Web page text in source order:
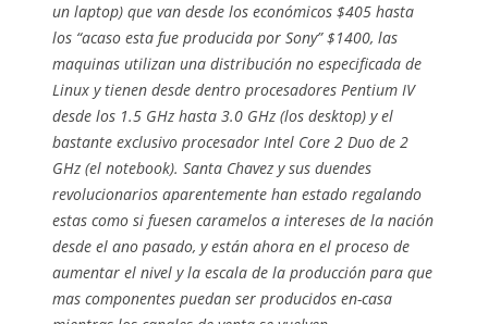
un laptop) que van desde los económicos $405 hasta
los “acaso esta fue producida por Sony” $1400, las
maquinas utilizan una distribución no especificada de
Linux y tienen desde dentro procesadores Pentium IV
desde los 1.5 GHz hasta 3.0 GHz (los desktop) y el
bastante exclusivo procesador Intel Core 2 Duo de 2
GHz (el notebook). Santa Chavez y sus duendes
revolucionarios aparentemente han estado regalando
estas como si fuesen caramelos a intereses de la nación
desde el ano pasado, y están ahora en el proceso de
aumentar el nivel y la escala de la producción para que
mas componentes puedan ser producidos en-casa